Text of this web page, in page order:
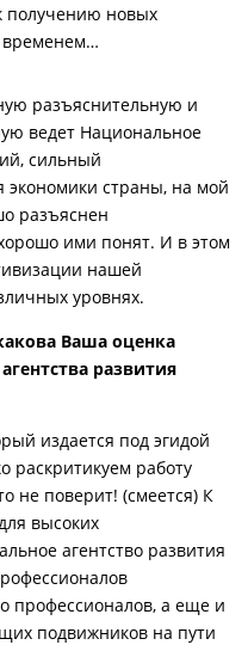
получению новых
временем…
разъяснительную и
ведет Национальное
сильный
страны, на мой
разъяснен
ими понят. И в этом
нашей
уровнях.
Ваша оценка
развития
издается под эгидой
раскритикуем работу
не поверит! (смеется) К
высоких
агентство развития
профессионалов, а еще и
подвижников на пути